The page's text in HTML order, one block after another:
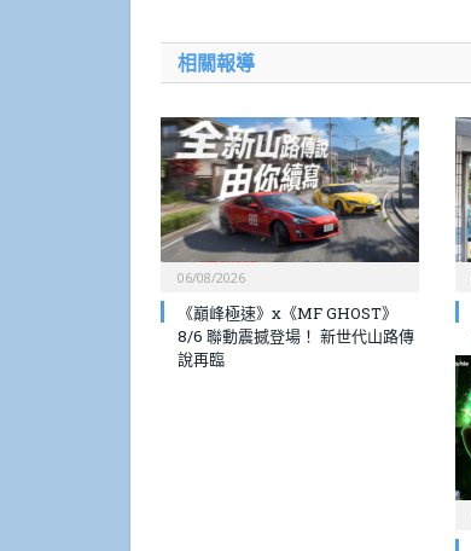
相關報導
06/08/2026
《巔峰極速》x《MF GHOST》
8/6 聯動震撼登場！ 新世代山路傳
說再臨